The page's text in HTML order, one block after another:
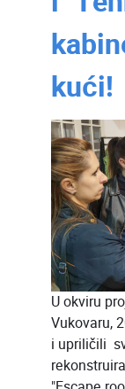
kući!
U okviru
Vukovaru,
i upriličili